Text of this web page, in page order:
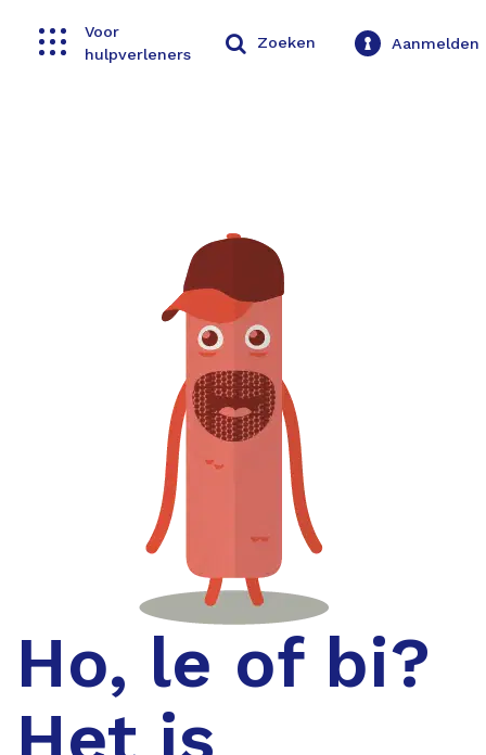
Toggle navigation
Voor
hulpverleners
Zoeken Aanmelden
Ho, le of bi?